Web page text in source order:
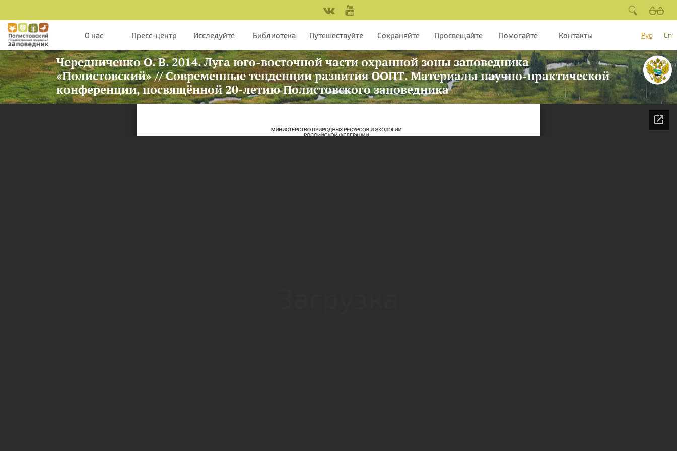
О нас Пресс-центр Исследуйте Библиотека Путешествуйте Сохраняйте Просвещайте Помогайте Контакты Рус En
Чередниченко О. В. 2014. Луга юго-восточной части охранной зоны заповедника
«Полистовский» // Современные тенденции развития ООПТ. Материалы научно-практической
конференции, посвящённой 20-летию Полистовского заповедника